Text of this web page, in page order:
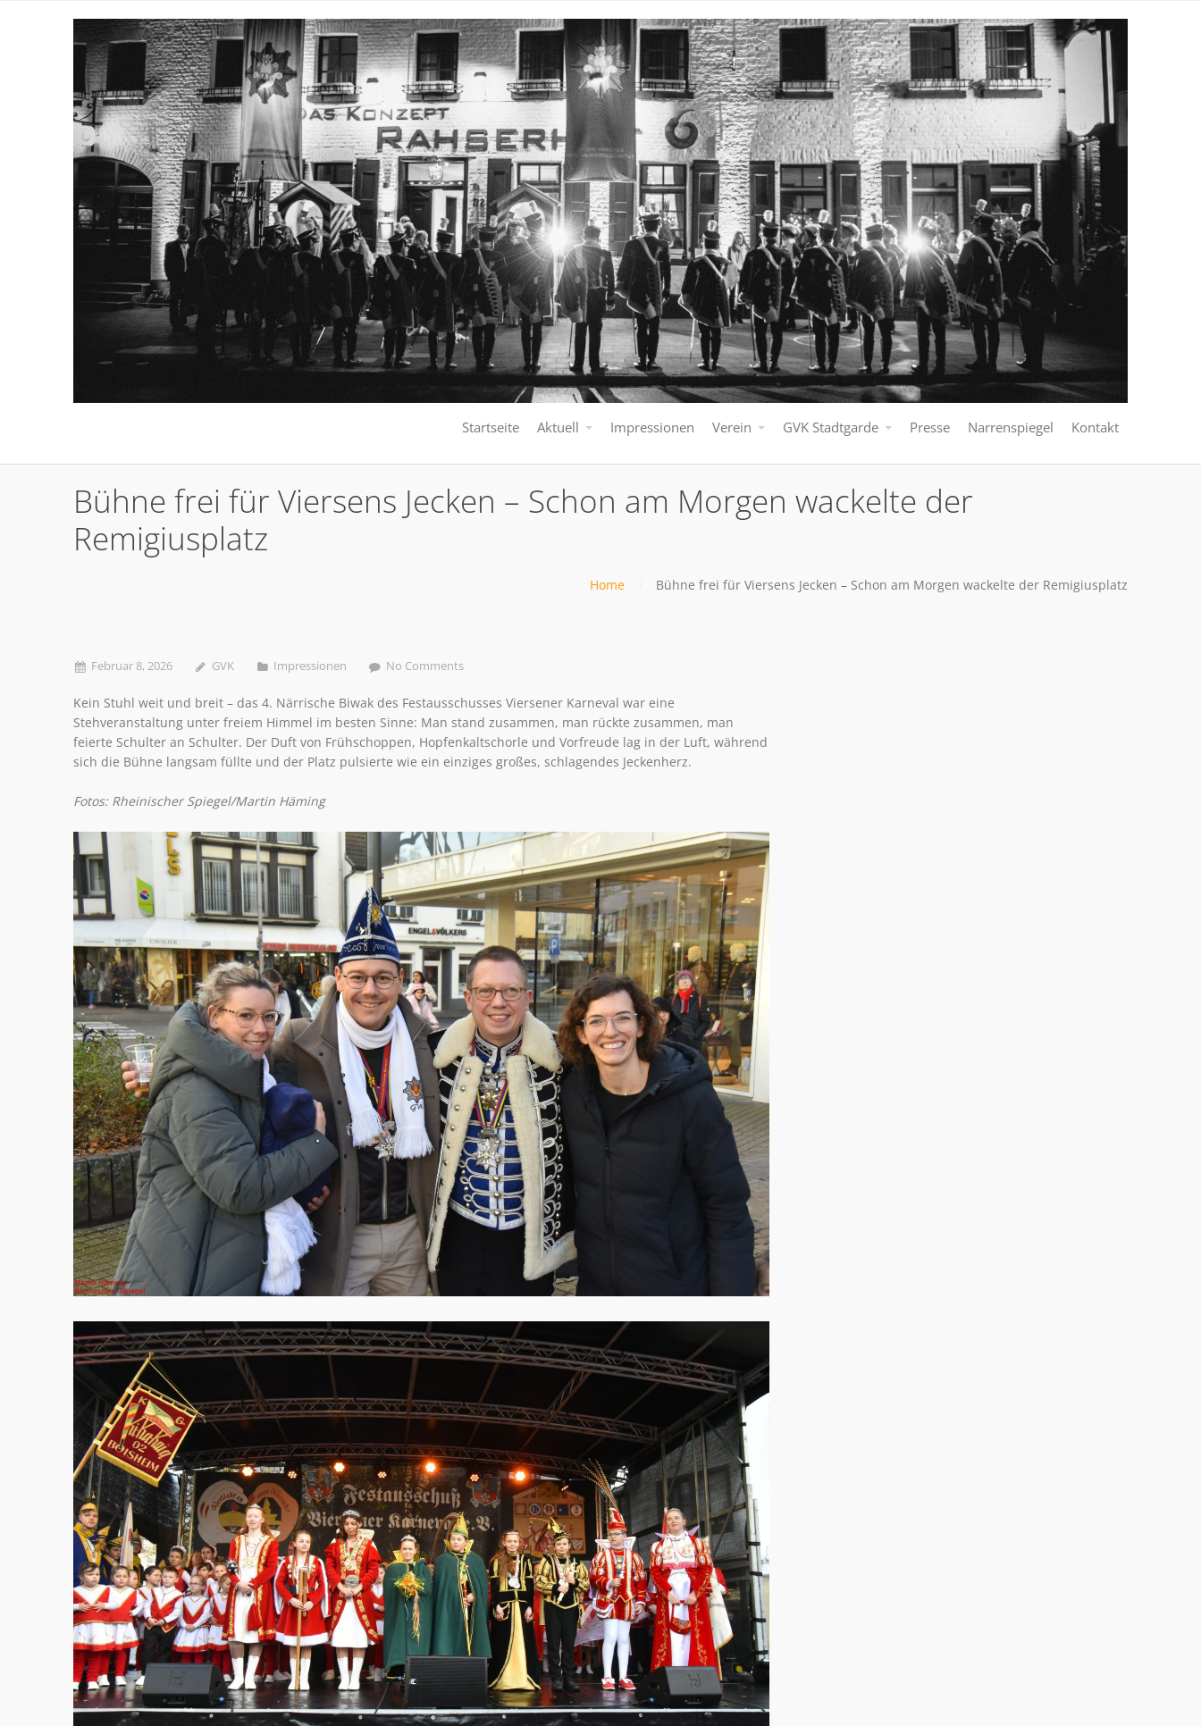
Startseite Aktuell Impressionen Verein GVK Stadtgarde Presse Narrenspiegel Kontakt
Bühne frei für Viersens Jecken – Schon am Morgen wackelte der
Remigiusplatz
Home Bühne frei für Viersens Jecken – Schon am Morgen wackelte der Remigiusplatz
Februar 8, 2026 GVK Impressionen No Comments
Kein Stuhl weit und breit – das 4. Närrische Biwak des Festausschusses Viersener Karneval war eine
Stehveranstaltung unter freiem Himmel im besten Sinne: Man stand zusammen, man rückte zusammen, man
feierte Schulter an Schulter. Der Duft von Frühschoppen, Hopfenkaltschorle und Vorfreude lag in der Luft, während
sich die Bühne langsam füllte und der Platz pulsierte wie ein einziges großes, schlagendes Jeckenherz.
Fotos: Rheinischer Spiegel/Martin Häming